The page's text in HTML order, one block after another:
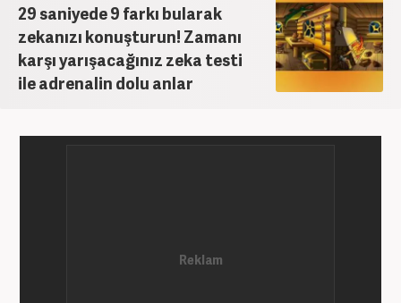
29 saniyede 9 farkı bularak
zekanızı konuşturun! Zamanı
karşı yarışacağınız zeka testi
ile adrenalin dolu anlar